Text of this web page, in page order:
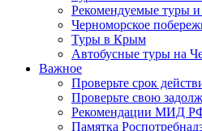
Рекомендуемые туры и
Черноморское
Туры в Крым
Автобусные туры на
Важное
Проверьте срок
Проверьте свою
Рекомендации МИД
Памятка